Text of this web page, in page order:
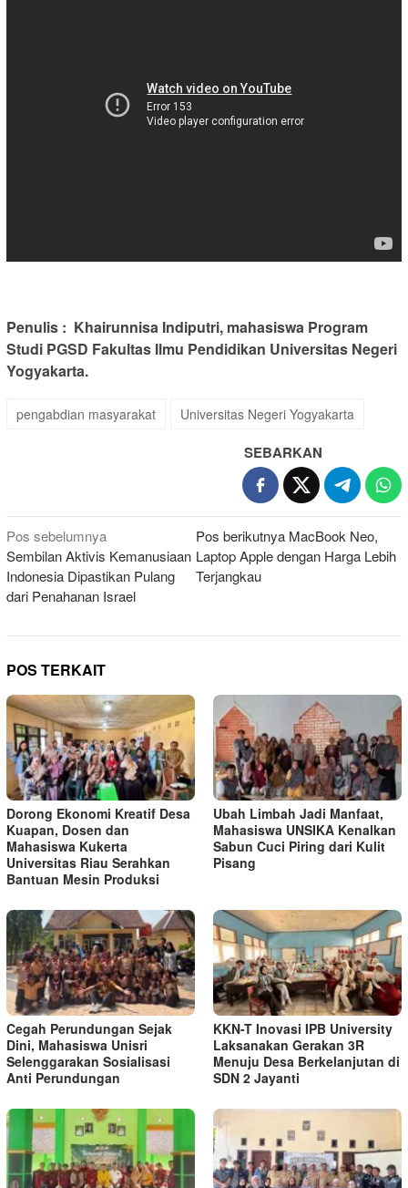
Penulis : Khairunnisa Indiputri, mahasiswa Program
Studi PGSD Fakultas Ilmu Pendidikan Universitas Negeri
Yogyakarta.
pengabdian masyarakat Universitas Negeri Yogyakarta
SEBARKAN
Navigasi
pos
Pos sebelumnya
Sembilan Aktivis Kemanusiaan
Indonesia Dipastikan Pulang
dari Penahanan Israel
Pos berikutnya MacBook Neo,
Laptop Apple dengan Harga Lebih
Terjangkau
POS TERKAIT
Dorong Ekonomi Kreatif Desa
Kuapan, Dosen dan
Mahasiswa Kukerta
Universitas Riau Serahkan
Bantuan Mesin Produksi
Ubah Limbah Jadi Manfaat,
Mahasiswa UNSIKA Kenalkan
Sabun Cuci Piring dari Kulit
Pisang
Cegah Perundungan Sejak
Dini, Mahasiswa Unisri
Selenggarakan Sosialisasi
Anti Perundungan
KKN-T Inovasi IPB University
Laksanakan Gerakan 3R
Menuju Desa Berkelanjutan di
SDN 2 Jayanti